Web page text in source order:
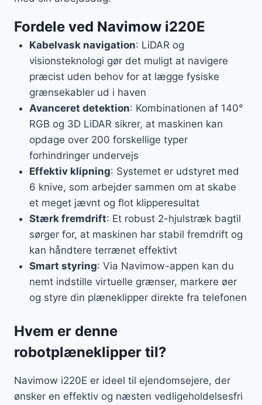
Fordele ved Navimow i220E
Kabelvask navigation: LiDAR og
visionsteknologi gør det muligt at navigere
præcist uden behov for at lægge fysiske
grænsekabler ud i haven
Avanceret detektion: Kombinationen af 140°
RGB og 3D LiDAR sikrer, at maskinen kan
opdage over 200 forskellige typer
forhindringer undervejs
Effektiv klipning: Systemet er udstyret med
6 knive, som arbejder sammen om at skabe
et meget jævnt og flot klipperesultat
Stærk fremdrift: Et robust 2-hjulstræk bagtil
sørger for, at maskinen har stabil fremdrift og
kan håndtere terrænet effektivt
Smart styring: Via Navimow-appen kan du
nemt indstille virtuelle grænser, markere øer
og styre din plæneklipper direkte fra telefonen
Hvem er denne
robotplæneklipper til?
Navimow i220E er ideel til ejendomsejere, der
ønsker en effektiv og næsten vedligeholdelsesfri